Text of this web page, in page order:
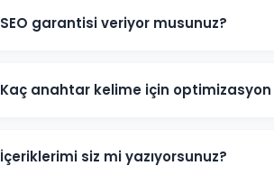
SEO garantisi veriyor musunuz?
Google'ın algoritmalarına bağlıdır. Ancak
hedeflere ulaşmak için tüm çabamızı sarf
Kaç anahtar kelime için optimizasyon
büyüklüğüne göre 20-200+ anahtar kelime
kelimelere odaklanıyoruz.
İçeriklerimi siz mi yazıyorsunuz?